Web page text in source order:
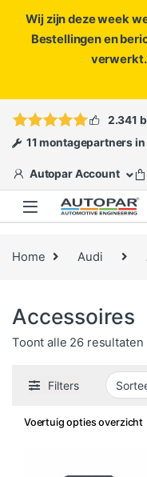
Wij zijn deze week
Bestellingen en
verwerkt.
2.341
11 montagepartners
Autopar Account
Home Audi
Accessoires
Toont alle 26 resultaten
Filters
Voertuig opties overzicht